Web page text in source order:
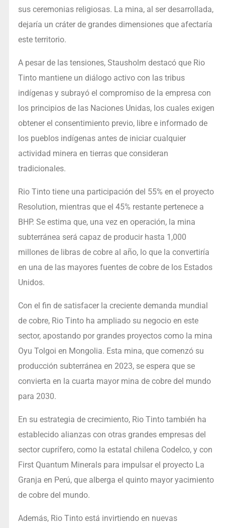
sus ceremonias religiosas. La mina, al ser desarrollada,
dejaría un cráter de grandes dimensiones que afectaría
este territorio.
A pesar de las tensiones, Stausholm destacó que Rio
Tinto mantiene un diálogo activo con las tribus
indígenas y subrayó el compromiso de la empresa con
los principios de las Naciones Unidas, los cuales exigen
obtener el consentimiento previo, libre e informado de
los pueblos indígenas antes de iniciar cualquier
actividad minera en tierras que consideran
tradicionales.
Rio Tinto tiene una participación del 55% en el proyecto
Resolution, mientras que el 45% restante pertenece a
BHP. Se estima que, una vez en operación, la mina
subterránea será capaz de producir hasta 1,000
millones de libras de cobre al año, lo que la convertiría
en una de las mayores fuentes de cobre de los Estados
Unidos.
Con el fin de satisfacer la creciente demanda mundial
de cobre, Rio Tinto ha ampliado su negocio en este
sector, apostando por grandes proyectos como la mina
Oyu Tolgoi en Mongolia. Esta mina, que comenzó su
producción subterránea en 2023, se espera que se
convierta en la cuarta mayor mina de cobre del mundo
para 2030.
En su estrategia de crecimiento, Rio Tinto también ha
establecido alianzas con otras grandes empresas del
sector cuprífero, como la estatal chilena Codelco, y con
First Quantum Minerals para impulsar el proyecto La
Granja en Perú, que alberga el quinto mayor yacimiento
de cobre del mundo.
Además, Rio Tinto está invirtiendo en nuevas